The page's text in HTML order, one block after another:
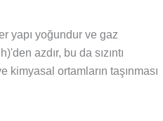
yapı yoğundur ve gaz
azdır, bu da sızıntı
ortamların taşınması